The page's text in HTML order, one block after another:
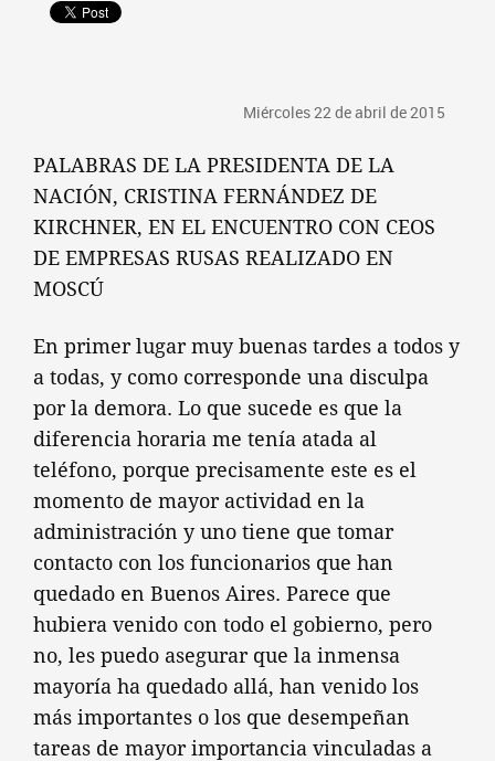
Miércoles 22 de abril de 2015
PALABRAS DE LA PRESIDENTA DE LA
NACIÓN, CRISTINA FERNÁNDEZ DE
KIRCHNER, EN EL ENCUENTRO CON CEOS
DE EMPRESAS RUSAS REALIZADO EN
MOSCÚ
En primer lugar muy buenas tardes a todos y
a todas, y como corresponde una disculpa
por la demora. Lo que sucede es que la
diferencia horaria me tenía atada al
teléfono, porque precisamente este es el
momento de mayor actividad en la
administración y uno tiene que tomar
contacto con los funcionarios que han
quedado en Buenos Aires. Parece que
hubiera venido con todo el gobierno, pero
no, les puedo asegurar que la inmensa
mayoría ha quedado allá, han venido los
más importantes o los que desempeñan
tareas de mayor importancia vinculadas a